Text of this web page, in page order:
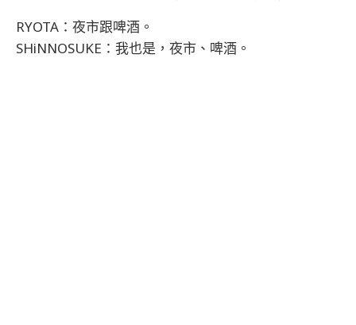
RYOTA：夜市跟啤酒。
SHiNNOSUKE：我也是，夜市、啤酒。